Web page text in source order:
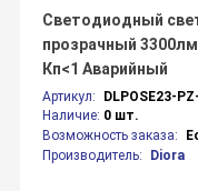
Артикул:
DLPOSE23-
Наличие: 0 шт.
Возможность заказа:
Производитель:
Diora
Светодиодный
прозрачный 3300лм
Кп<1 Аварийный